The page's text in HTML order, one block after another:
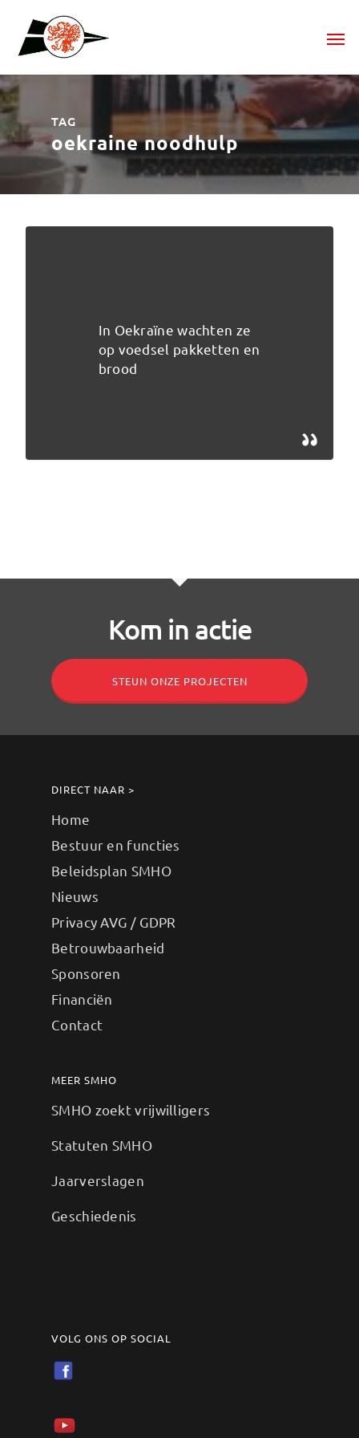
TAG
oekraine noodhulp
In Oekraïne wachten ze
op voedsel pakketten en
brood
Kom in actie
STEUN ONZE PROJECTEN
DIRECT NAAR >
Home
Bestuur en functies
Beleidsplan SMHO
Nieuws
Privacy AVG / GDPR
Betrouwbaarheid
Sponsoren
Financiën
Contact
MEER SMHO
SMHO zoekt vrijwilligers
Statuten SMHO
Jaarverslagen
Geschiedenis
VOLG ONS OP SOCIAL